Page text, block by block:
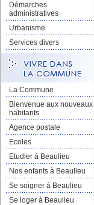
Démarches
administratives
Urbanisme
Services divers
La Commune
Bienvenue aux nouveaux
habitants
Agence postale
Ecoles
Etudier à Beaulieu
Nos enfants à Beaulieu
Se soigner à Beaulieu
Se loger à Beaulieu